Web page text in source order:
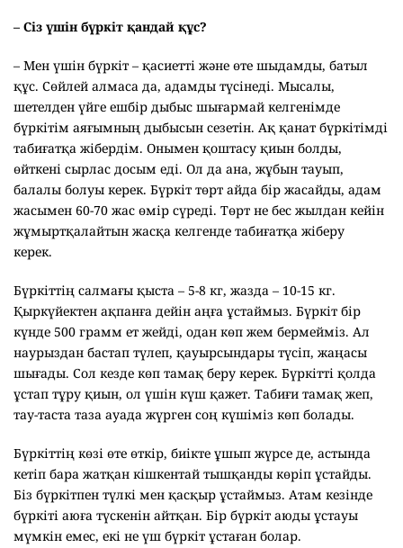
– Сіз үшін бүркіт қандай құс?
– Мен үшін бүркіт – қасиетті және өте шыдамды, батыл
құс. Сөйлей алмаса да, адамды түсінеді. Мысалы,
шетелден үйге ешбір дыбыс шығармай келгенімде
бүркітім аяғымның дыбысын сезетін. Ақ қанат бүркітімді
табиғатқа жібердім. Онымен қоштасу қиын болды,
өйткені сырлас досым еді. Ол да ана, жұбын тауып,
балалы болуы керек. Бүркіт төрт айда бір жасайды, адам
жасымен 60-70 жас өмір сүреді. Төрт не бес жылдан кейін
жұмыртқалайтын жасқа келгенде табиғатқа жіберу
керек.
Бүркіттің салмағы қыста – 5-8 кг, жазда – 10-15 кг.
Қыркүйектен ақпанға дейін аңға ұстаймыз. Бүркіт бір
күнде 500 грамм ет жейді, одан көп жем бермейміз. Ал
наурыздан бастап түлеп, қауырсындары түсіп, жаңасы
шығады. Сол кезде көп тамақ беру керек. Бүркітті қолда
ұстап тұру қиын, ол үшін күш қажет. Табиғи тамақ жеп,
тау-таста таза ауада жүрген соң күшіміз көп болады.
Бүркіттің көзі өте өткір, биікте ұшып жүрсе де, астында
кетіп бара жатқан кішкентай тышқанды көріп ұстайды.
Біз бүркітпен түлкі мен қасқыр ұстаймыз. Атам кезінде
бүркіті аюға түскенін айтқан. Бір бүркіт аюды ұстауы
мүмкін емес, екі не үш бүркіт ұстаған болар.